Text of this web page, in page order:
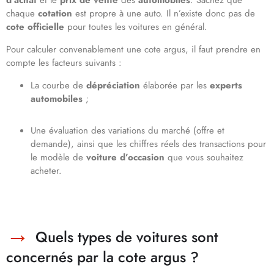
chaque cotation est propre à une auto. Il n’existe donc pas de
cote officielle pour toutes les voitures en général.
Pour calculer convenablement une cote argus, il faut prendre en
compte les facteurs suivants :
La courbe de dépréciation élaborée par les experts
automobiles ;
Une évaluation des variations du marché (offre et
demande), ainsi que les chiffres réels des transactions pour
le modèle de voiture d’occasion que vous souhaitez
acheter.
Quels types de voitures sont
concernés par la cote argus ?